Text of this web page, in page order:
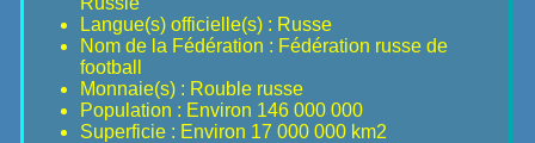
Langue(s) officielle(s) : Russe
Nom de la Fédération : Fédération russe de
football
Monnaie(s) : Rouble russe
Population : Environ 146 000 000
Superficie : Environ 17 000 000 km2